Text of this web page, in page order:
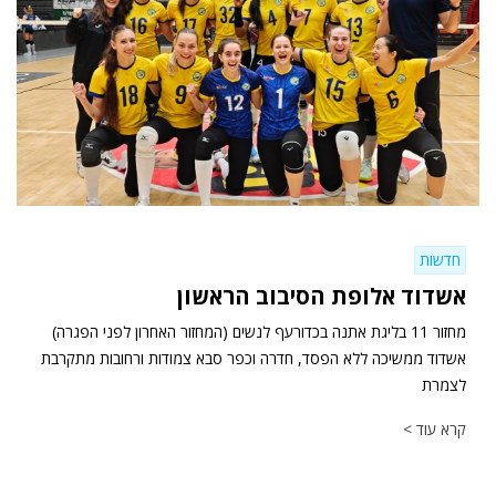
חדשות
אשדוד אלופת הסיבוב הראשון
מחזור 11 בליגת אתנה בכדורעף לנשים (המחזור האחרון לפני הפגרה)
אשדוד ממשיכה ללא הפסד, חדרה וכפר סבא צמודות ורחובות מתקרבת
לצמרת
קרא עוד >